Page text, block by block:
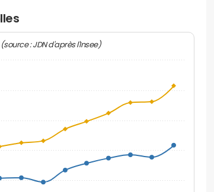
(source : JDN d'après l'Insee)